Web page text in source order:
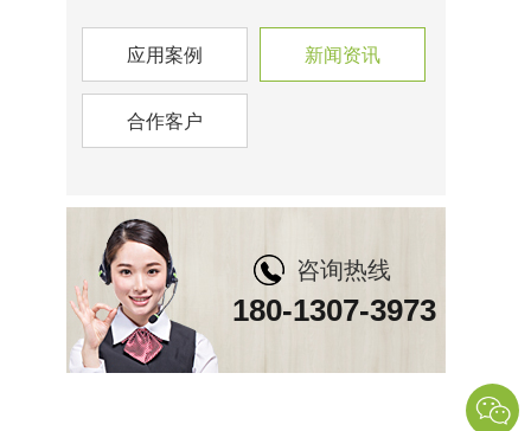
应用案例 新闻资讯
合作客户
咨询热线
180-1307-3973